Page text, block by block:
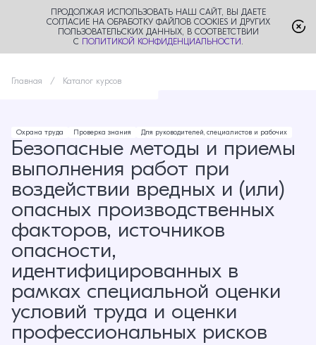
ПРОДОЛЖАЯ ИСПОЛЬЗОВАТЬ НАШ САЙТ, ВЫ ДАЕТЕ
СОГЛАСИЕ НА ОБРАБОТКУ ФАЙЛОВ COOKIES И ДРУГИХ
ПОЛЬЗОВАТЕЛЬСКИХ ДАННЫХ, В СООТВЕТСТВИИ
С ПОЛИТИКОЙ КОНФИДЕНЦИАЛЬНОСТИ .
Главная Каталог курсов
Охрана труда Проверка знания Для руководителей, специалистов и рабочих
Безопасные методы и приемы
выполнения работ при
воздействии вредных и (или)
опасных производственных
факторов, источников
опасности,
идентифицированных в
рамках специальной оценки
условий труда и оценки
профессиональных рисков